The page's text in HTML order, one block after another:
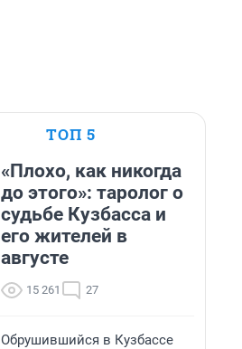
ТОП 5
«Плохо, как никогда
до этого»: таролог о
судьбе Кузбасса и
его жителей в
августе
15 261 27
Обрушившийся в Кузбассе